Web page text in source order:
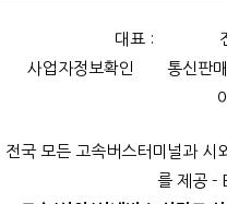
대표 :
사업자정보확인
통신판
전국 모든 고속버스터미널과 시
를 제공 -